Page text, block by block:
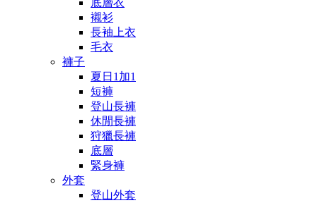
底層衣
襯衫
長袖上衣
毛衣
褲子
夏日1加1
短褲
登山長褲
休閒長褲
狩獵長褲
底層
緊身褲
外套
登山外套